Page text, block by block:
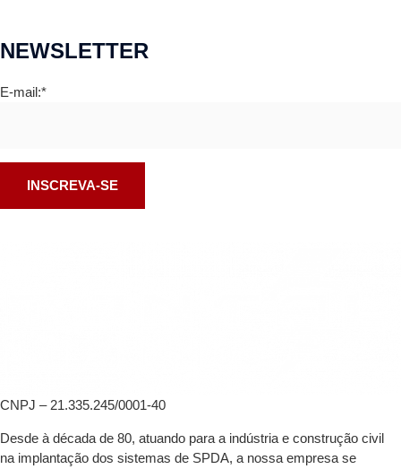
NEWSLETTER
E-mail:*
CNPJ – 21.335.245/0001-40
Desde à década de 80, atuando para a indústria e construção civil
na implantação dos sistemas de SPDA, a nossa empresa se